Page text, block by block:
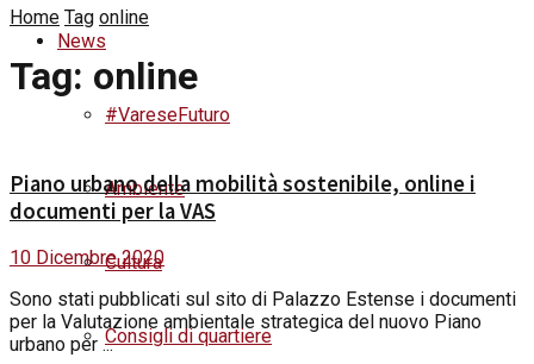
News
#VareseFuturo
Ambiente
Cultura
Consigli di quartiere
Home Tag online
Tag: online
Piano urbano della mobilità sostenibile, online i
documenti per la VAS
10 Dicembre 2020
Sono stati pubblicati sul sito di Palazzo Estense i documenti
per la Valutazione ambientale strategica del nuovo Piano
urbano per ...